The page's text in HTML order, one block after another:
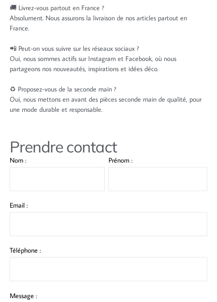
🚚 Livrez-vous partout en France ?
Absolument. Nous assurons la livraison de nos articles partout en
France.
📲 Peut-on vous suivre sur les réseaux sociaux ?
Oui, nous sommes actifs sur Instagram et Facebook, où nous
partageons nos nouveautés, inspirations et idées déco.
♻️ Proposez-vous de la seconde main ?
Oui, nous mettons en avant des pièces seconde main de qualité, pour
une mode durable et responsable.
Prendre contact
Nom : Prénom :
Email :
Téléphone :
Message :